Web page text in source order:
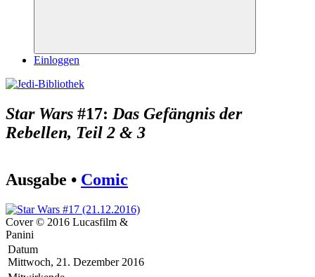
Suchen
Einloggen
Star Wars #17: Das Gefängnis der
Rebellen, Teil 2 & 3
Ausgabe • Comic
Cover © 2016 Lucasfilm &
Panini
Datum
Mittwoch, 21. Dezember 2016